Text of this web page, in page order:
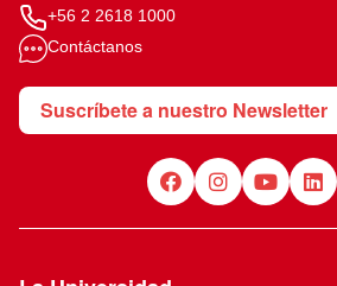
+56 2 2618 1000
Contáctanos
Suscríbete a nuestro Newsletter